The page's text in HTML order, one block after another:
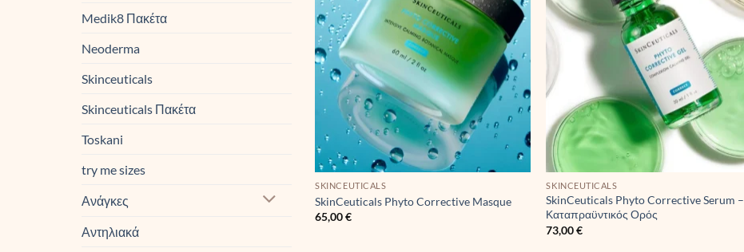
Medik8 Πακέτα
Neoderma
Skinceuticals
Skinceuticals Πακέτα
Toskani
try me sizes
Ανάγκες
Αντηλιακά
SKINCEUTICALS
SkinCeuticals Phyto Corrective Masque
65,00€
SKINCEUTICALS
SkinCeuticals Phyto Corrective Serum –
Καταπραϋντικός Ορός
73,00€